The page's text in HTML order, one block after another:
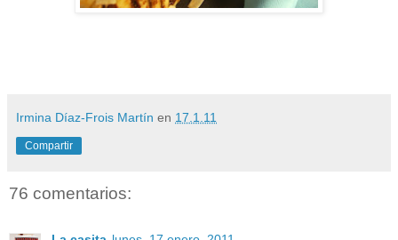
Irmina Díaz-Frois Martín en 17.1.11
Compartir
76 comentarios: